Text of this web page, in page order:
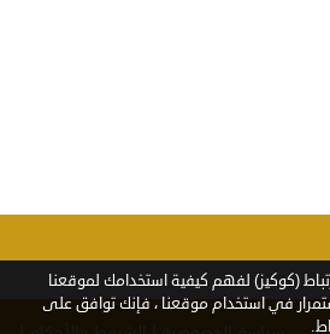
(كوكيز) لفهم كيفية استخدامك لموقعنا
في استخدام موقعنا ، فإنك توافق على